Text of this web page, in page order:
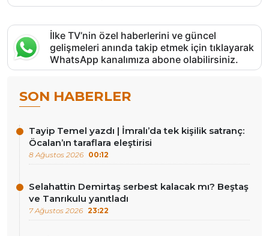
İlke TV’nin özel haberlerini ve güncel
gelişmeleri anında takip etmek için tıklayarak
WhatsApp kanalımıza abone olabilirsiniz.
SON HABERLER
Tayip Temel yazdı | İmralı’da tek kişilik satranç:
Öcalan’ın taraflara eleştirisi
8 Ağustos 2026 00:12
Selahattin Demirtaş serbest kalacak mı? Beştaş
ve Tanrıkulu yanıtladı
7 Ağustos 2026 23:22